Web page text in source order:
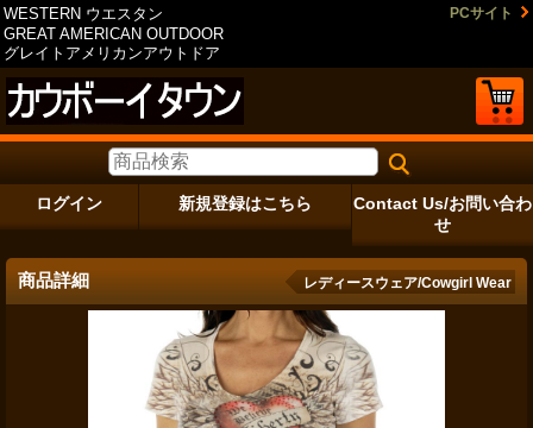
WESTERN ウエスタン
GREAT AMERICAN OUTDOOR
グレイトアメリカンアウトドア
PCサイト
ログイン 新規登録はこちら
Contact Us/お問い合わ
せ
商品詳細 レディースウェア/Cowgirl Wear